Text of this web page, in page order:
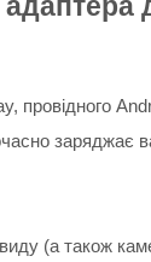
провідного
заряджає
(а також